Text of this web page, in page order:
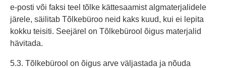
e-posti või faksi teel tõlke kättesaamist algmaterjalidele
järele, säilitab Tõlkebüroo neid kaks kuud, kui ei lepita
kokku teisiti. Seejärel on Tõlkebürool õigus materjalid
hävitada.
5.3. Tõlkebürool on õigus arve väljastada ja nõuda